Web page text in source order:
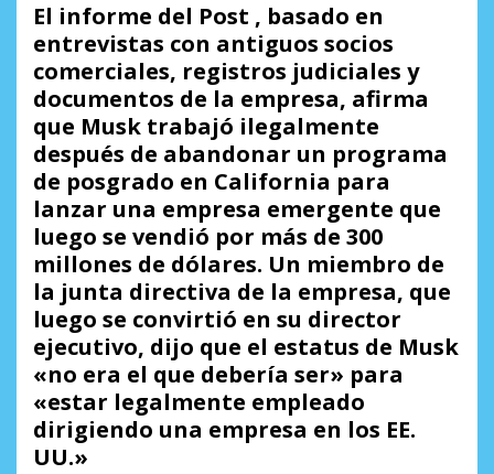
El informe del Post , basado en
entrevistas con antiguos socios
comerciales, registros judiciales y
documentos de la empresa, afirma
que Musk trabajó ilegalmente
después de abandonar un programa
de posgrado en California para
lanzar una empresa emergente que
luego se vendió por más de 300
millones de dólares. Un miembro de
la junta directiva de la empresa, que
luego se convirtió en su director
ejecutivo, dijo que el estatus de Musk
«no era el que debería ser» para
«estar legalmente empleado
dirigiendo una empresa en los EE.
UU.»